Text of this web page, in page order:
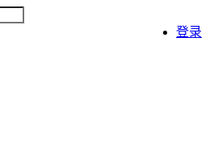
登录